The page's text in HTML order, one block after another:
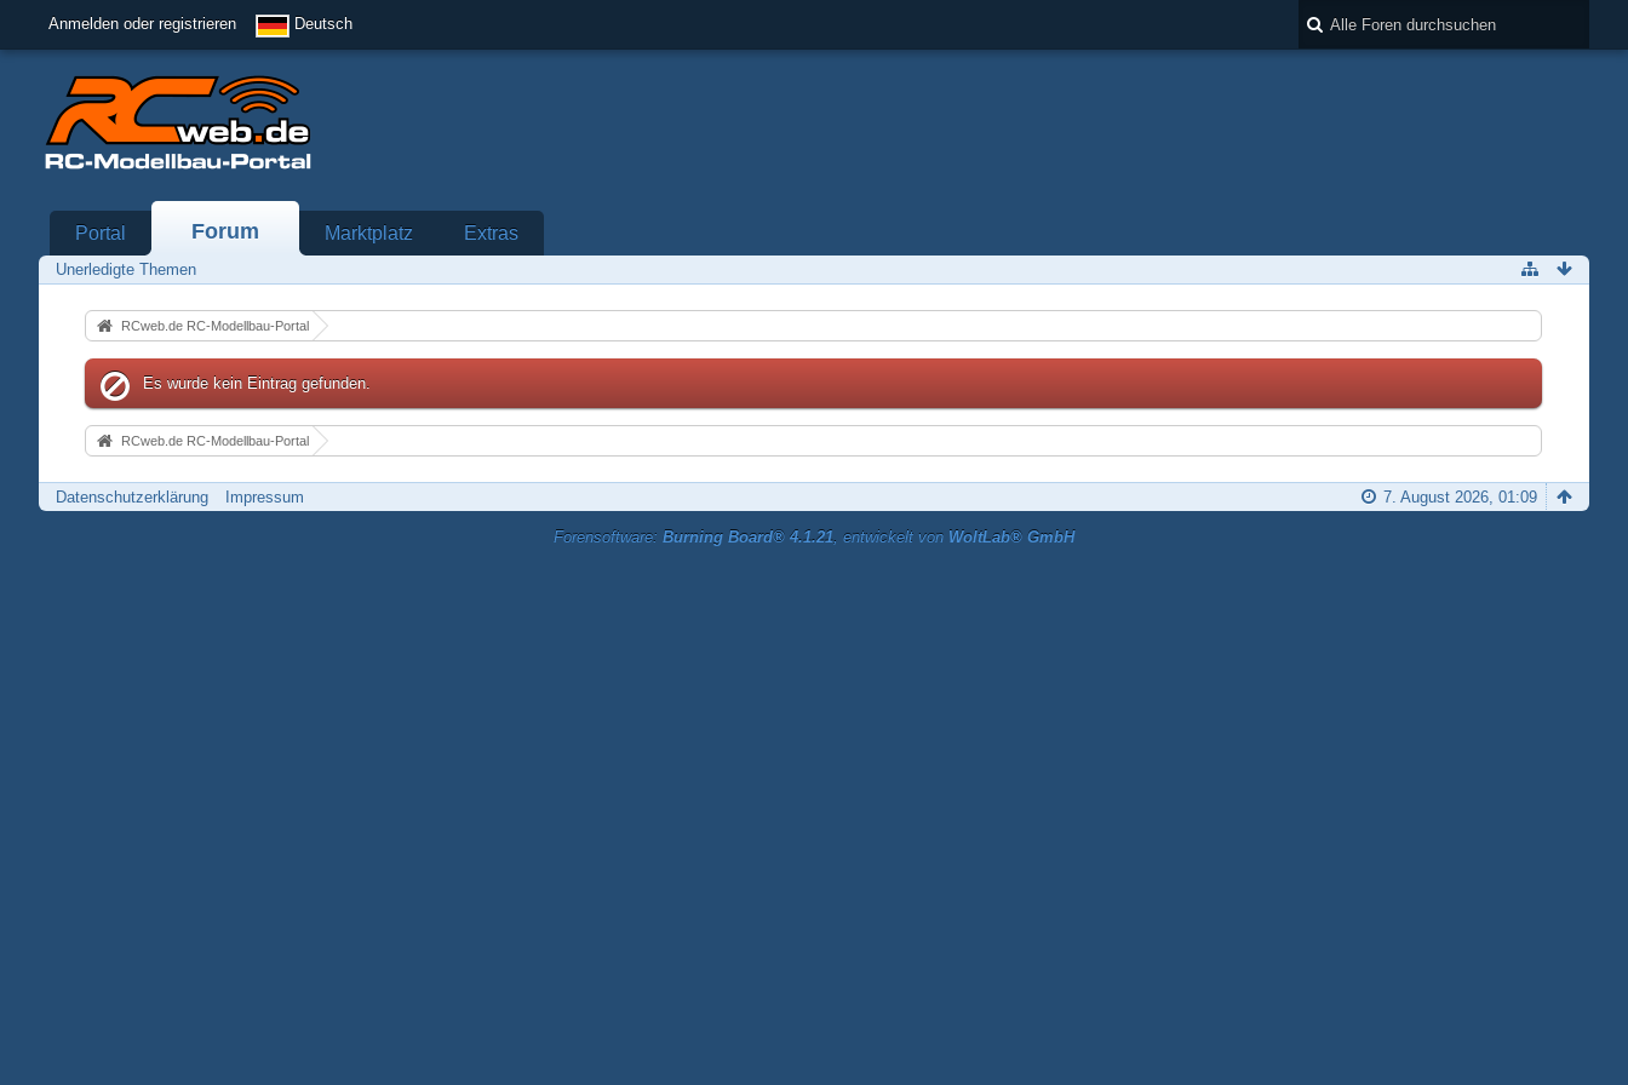
Anmelden oder registrieren Deutsch
Portal Forum Marktplatz Extras
Unerledigte Themen
RCweb.de RC-Modellbau-Portal
Es wurde kein Eintrag gefunden.
RCweb.de RC-Modellbau-Portal
Datenschutzerklärung Impressum 7. August 2026, 01:09
Forensoftware: Burning Board® 4.1.21, entwickelt von WoltLab® GmbH